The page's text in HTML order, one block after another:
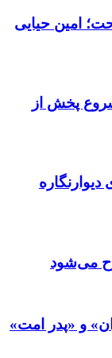
امین حیایی
پخش از
می‌شود
و «پدر امت»